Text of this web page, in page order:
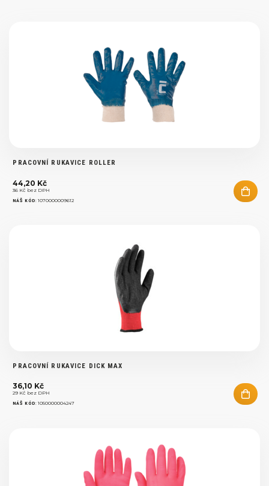
PRACOVNÍ RUKAVICE ROLLER
44,20 Kč
36 Kč bez DPH
NÁŠ KÓD:1070000009612
PRACOVNÍ RUKAVICE DICK MAX
36,10 Kč
29 Kč bez DPH
NÁŠ KÓD:1050000004247